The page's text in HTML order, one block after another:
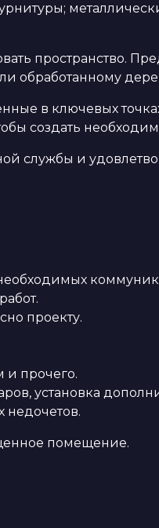
пространство.
обработанному
в ключевых
создать
службы и
проекту.
и прочего.
установка
недочетов.
помещение.